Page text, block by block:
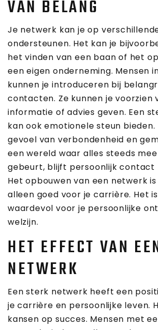
VAN BELANG
Je netwerk kan je op
ondersteunen. Het kan je
het vinden van een baan of het
een eigen onderneming. Mensen
kunnen je introduceren bij
contacten. Ze kunnen je voorzien
informatie of advies geven. Een
kan ook emotionele steun
gevoel van verbondenheid en
een wereld waar alles steeds
gebeurt, blijft persoonlijk contact
Het opbouwen van een netwerk is
alleen goed voor je carrière. Het
waardevol voor je persoonlijke
welzijn.
HET EFFECT VAN
NETWERK
Een sterk netwerk heeft een
je carrière en persoonlijke leven.
kansen op succes. Mensen met